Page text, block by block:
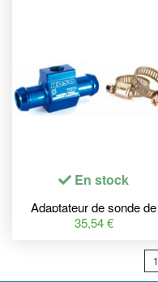
En stock
Adaptateur de sonde de
température d'eau Koso
35,54 €
1